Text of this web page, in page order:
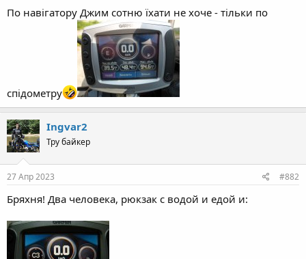
По навігатору Джим сотню їхати не хоче - тільки по
спідометру
Ingvar2
Тру байкер
27 Апр 2023 #882
Бряхня! Два человека, рюкзак с водой и едой и: